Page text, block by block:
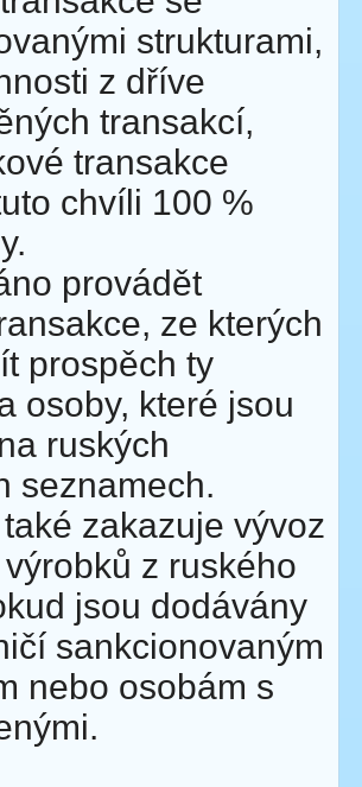
strukturami,
z dříve
transakcí,
transakce
chvíli 100 %
provádět
ze kterých
prospěch ty
osoby, které jsou
ruských
seznamech.
zakazuje vývoz
z ruského
jsou dodávány
sankcionovaným
nebo osobám s